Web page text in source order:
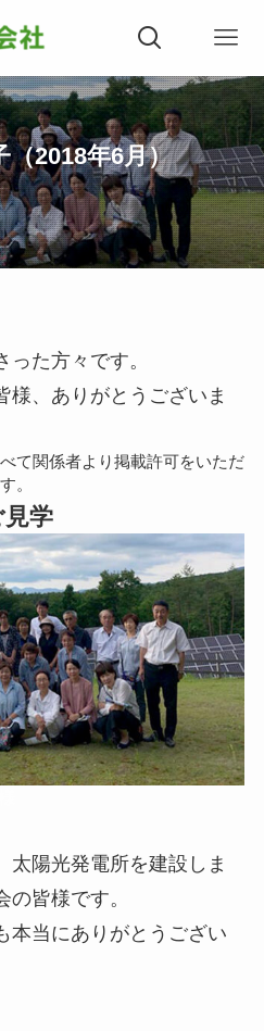
（2018年6月）
た方々です。
様、ありがとうございま
て関係者より掲載許可をいただ
。
学
太陽光発電所を建設しま
の皆様です。
本当にありがとうござい